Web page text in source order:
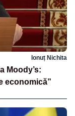
Ionuț Nichita
Moody’s:
economică”